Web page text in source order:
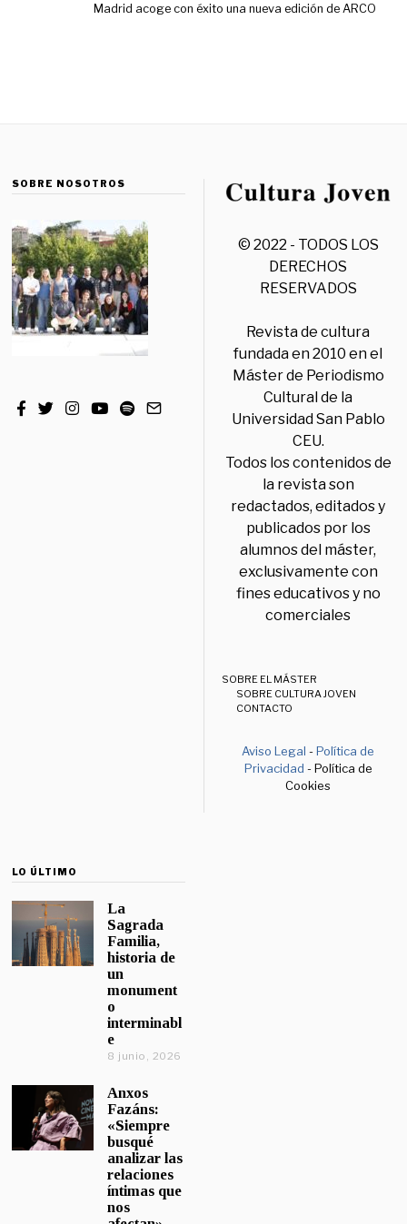
Madrid acoge con éxito una nueva edición de ARCO
SOBRE NOSOTROS
© 2022 - TODOS LOS
DERECHOS
RESERVADOS
Revista de cultura
fundada en 2010 en el
Máster de Periodismo
Cultural de la
Universidad San Pablo
CEU.
Todos los contenidos de
la revista son
redactados, editados y
publicados por los
alumnos del máster,
exclusivamente con
fines educativos y no
comerciales
SOBRE EL MÁSTER
SOBRE CULTURA JOVEN
CONTACTO
Aviso Legal -Política de
Privacidad - Política de
Cookies
LO ÚLTIMO
La
Sagrada
Familia,
historia de
un
monument
o
interminabl
e
8 junio, 2026
Anxos
Fazáns:
«Siempre
busqué
analizar las
relaciones
íntimas que
nos